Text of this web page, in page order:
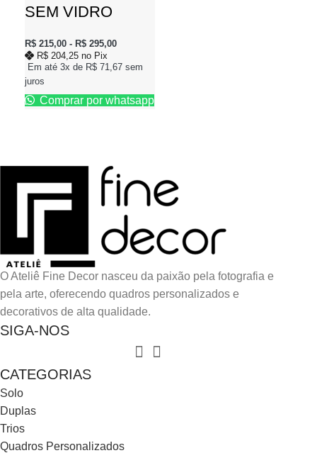
SEM VIDRO
R$ 215,00 - R$ 295,00
Em até 3x de R$ 71,67 sem
juros
R$ 204,25 no Pix
Comprar por whatsapp
O Ateliê Fine Decor nasceu da paixão pela fotografia e
pela arte, oferecendo quadros personalizados e
decorativos de alta qualidade.
SIGA-NOS
CATEGORIAS
Solo
Duplas
Trios
Quadros Personalizados